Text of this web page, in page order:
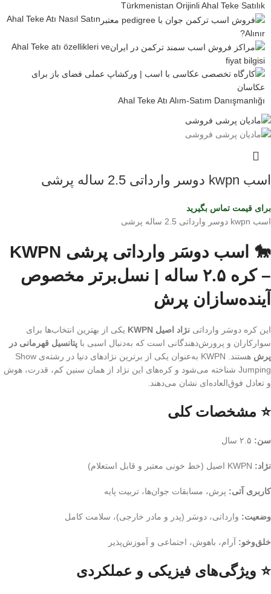
Türkmenistan Orijinli Ahal Teke Satılık
Ahal Teke Atı Nasıl Satın
Alınır?
Ahal Teke atı özellikleri ve
fiyat bilgisi
Ahal Teke Atı Alım-Satım Danışmanlığı
اسب kwpn دوسر وارداتی 2.5 ساله پرشی
برای قیمت تماس بگیرید
اسب kwpn دوسر وارداتی 2.5 ساله پرشی
🐎 اسب دوسَر وارداتی پرشی KWPN
– کره ۲.۵ ساله | نسل‌برتر مخصوص
آینده‌سازان پرش
این کره دوسَر وارداتی نژاد اصیل KWPN
یکی از بهترین انتخاب‌ها برای
سوارکاران و پرورش‌دهندگانی است که به‌دنبال اسبی با پتانسیل قهرمانی در
پرش
هستند. KWPN به‌عنوان یکی از برترین نژادهای دنیا در رشته‌ی Show
Jumping شناخته می‌شود و کره‌های این نژاد از همان سنین کم، قدرت، هوش
و تعادل فوق‌العاده‌ای نشان می‌دهند.
⭐ مشخصات کلی
سن:
نژاد:
کاربری آتی: پرش، مسابقات جوان‌ها، تربیت پایه
وضعیت: وارداتی، دوسَر (پدر و مادر خارجی)، سلامت کامل
خلق‌وخو: آرام، باهوش، اجتماعی و آموزش‌پذیر
⭐ ویژگی‌های فیزیکی و عملکردی